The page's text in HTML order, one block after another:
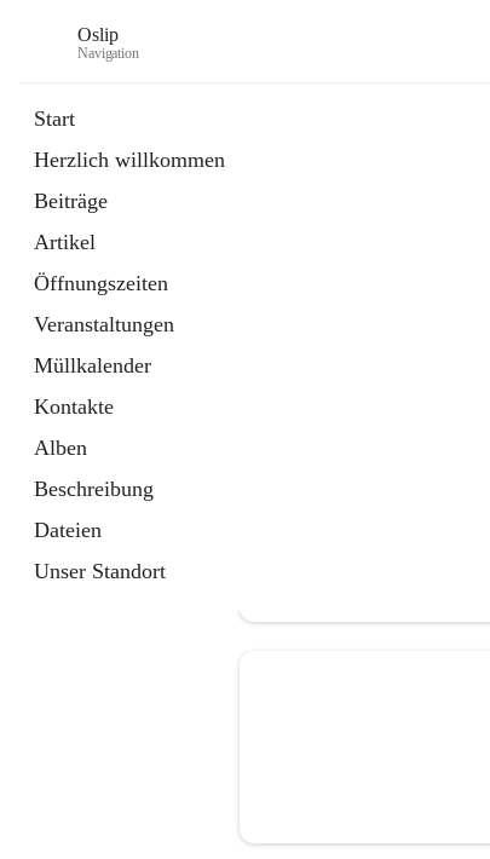
Oslip
Navigation
Start
Herzlich willkommen
Beiträge
Artikel
Öffnungszeiten
Veranstaltungen
Müllkalender
Kontakte
Alben
Beschreibung
Dateien
Unser Standort